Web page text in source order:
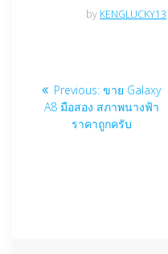
by KENGLUCKY13
Post
navigation
Previous: Previous
post:
ขาย Galaxy
A8 มือสอง สภาพนางฟ้า
ราคาถูกครับ